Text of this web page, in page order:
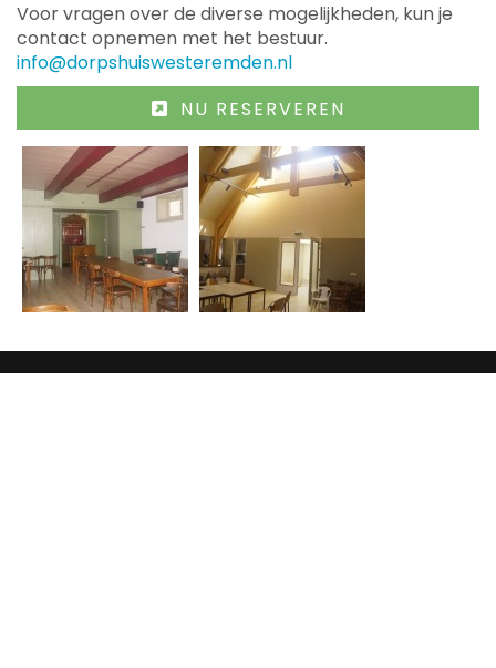
Voor vragen over de diverse mogelijkheden, kun je
contact opnemen met het bestuur.
info@dorpshuiswesteremden.nl
NU RESERVEREN